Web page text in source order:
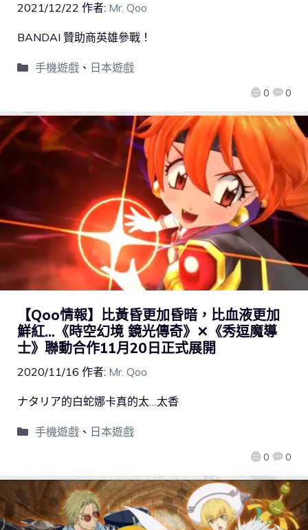
2021/12/22 作者: Mr. Qoo
0 0
BANDAI 贊助商英雄參戰！
手機遊戲、 日本遊戲
【Qoo情報】比黃昏更加昏暗，比血液更加
鮮紅…《時空幻境 鏡光傳奇》✕《秀逗魔導
士》聯動合作11月20日正式展開
2020/11/16 作者: Mr. Qoo
0 0
ナタリア的白蛇娜卡真的太…太香
手機遊戲、 日本遊戲